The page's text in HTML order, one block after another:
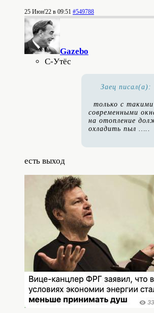
25 Июн'22 в 09:51 #549788
Gazebo
С-Утёс
Заец писал(а):
только с такими
современными
на отопление
охладить пыл …..
есть выход